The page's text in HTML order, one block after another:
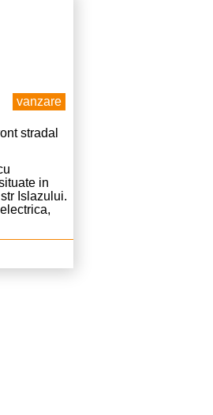
whatsapp:
vanzare
stradal
in
Islazului.
pe